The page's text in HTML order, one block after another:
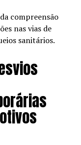
compreensão
nas vias de
sanitários.